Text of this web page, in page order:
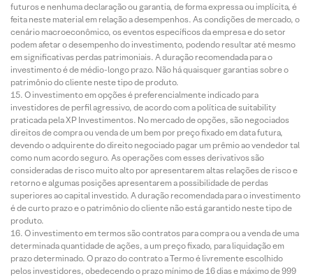
futuros e nenhuma declaração ou garantia, de forma expressa ou implícita, é
feita neste material em relação a desempenhos. As condições de mercado, o
cenário macroeconômico, os eventos específicos da empresa e do setor
podem afetar o desempenho do investimento, podendo resultar até mesmo
em significativas perdas patrimoniais. A duração recomendada para o
investimento é de médio-longo prazo. Não há quaisquer garantias sobre o
patrimônio do cliente neste tipo de produto.
O investimento em opções é preferencialmente indicado para
investidores de perfil agressivo, de acordo com a política de suitability
praticada pela XP Investimentos. No mercado de opções, são negociados
direitos de compra ou venda de um bem por preço fixado em data futura,
devendo o adquirente do direito negociado pagar um prêmio ao vendedor tal
como num acordo seguro. As operações com esses derivativos são
consideradas de risco muito alto por apresentarem altas relações de risco e
retorno e algumas posições apresentarem a possibilidade de perdas
superiores ao capital investido. A duração recomendada para o investimento
é de curto prazo e o patrimônio do cliente não está garantido neste tipo de
produto.
O investimento em termos são contratos para compra ou a venda de uma
determinada quantidade de ações, a um preço fixado, para liquidação em
prazo determinado. O prazo do contrato a Termo é livremente escolhido
pelos investidores, obedecendo o prazo mínimo de 16 dias e máximo de 999